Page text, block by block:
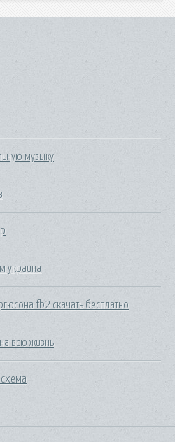
музыку
украина
fb2 скачать бесплатно
всю жизнь